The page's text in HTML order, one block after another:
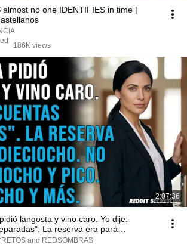
almost no one IDENTIFIES in time |
186K views
2:07:36
langosta y vino caro. Yo dije:
La reserva era para
and REDSOMBRAS